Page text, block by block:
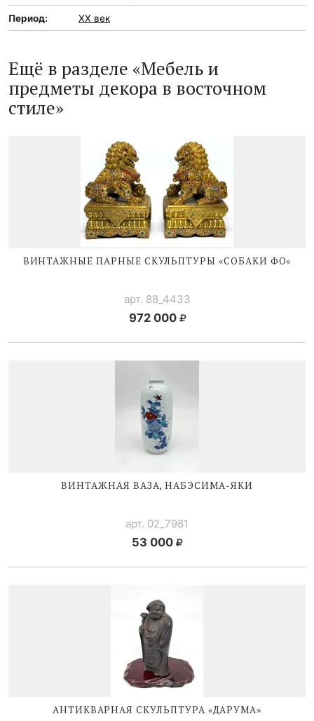
Период: XX век
Ещё в разделе «Мебель и
предметы декора в восточном
стиле»
ВИНТАЖНЫЕ ПАРНЫЕ СКУЛЬПТУРЫ «СОБАКИ ФО»
арт. 88_4433
972 000
ВИНТАЖНАЯ ВАЗА,НАБЭСИМА-ЯКИ
арт. 02_7981
53 000
АНТИКВАРНАЯ СКУЛЬПТУРА «ДАРУМА»